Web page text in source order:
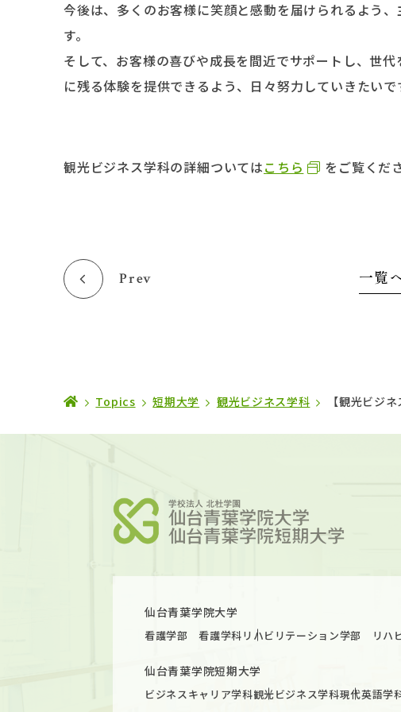
今後は、多くのお客様に笑顔と感動を届けられるよう
す。
そして、お客様の喜びや成長を間近でサポートし、世
に残る体験を提供できるよう、日々努力していきたいで
観光ビジネス学科の詳細ついてはこちら をご覧くだ
Prev 一覧
Topics 短期大学 観光ビジネス学科 【観光ビジ
仙台青葉学院大学
看護学部 看護学科リハビリテーション学部 リハ
仙台青葉学院短期大学
ビジネスキャリア学科観光ビジネス学科現代英語学